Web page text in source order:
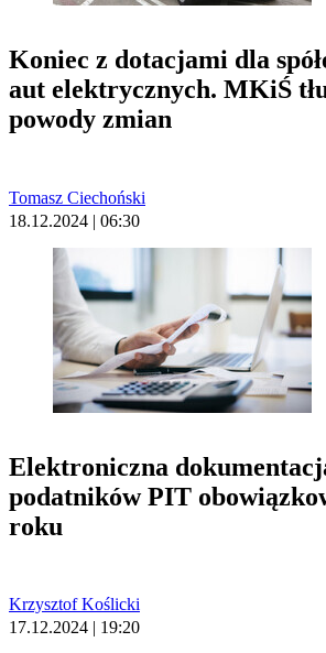
Koniec z dotacjami dla
aut elektrycznych. MKiŚ
powody zmian
Tomasz Ciechoński
18.12.2024 | 06:30
Elektroniczna
podatników PIT
roku
Krzysztof Koślicki
17.12.2024 | 19:20